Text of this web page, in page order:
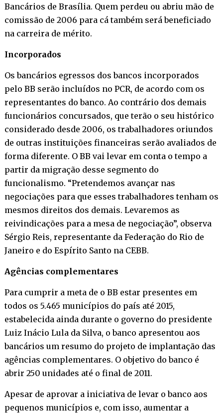
Bancários de Brasília. Quem perdeu ou abriu mão de
comissão de 2006 para cá também será beneficiado
na carreira de mérito.
Incorporados
Os bancários egressos dos bancos incorporados
pelo BB serão incluídos no PCR, de acordo com os
representantes do banco. Ao contrário dos demais
funcionários concursados, que terão o seu histórico
considerado desde 2006, os trabalhadores oriundos
de outras instituições financeiras serão avaliados de
forma diferente. O BB vai levar em conta o tempo a
partir da migração desse segmento do
funcionalismo. “Pretendemos avançar nas
negociações para que esses trabalhadores tenham os
mesmos direitos dos demais. Levaremos as
reivindicações para a mesa de negociação”, observa
Sérgio Reis, representante da Federação do Rio de
Janeiro e do Espírito Santo na CEBB.
Agências complementares
Para cumprir a meta de o BB estar presentes em
todos os 5.465 municípios do país até 2015,
estabelecida ainda durante o governo do presidente
Luiz Inácio Lula da Silva, o banco apresentou aos
bancários um resumo do projeto de implantação das
agências complementares. O objetivo do banco é
abrir 250 unidades até o final de 2011.
Apesar de aprovar a iniciativa de levar o banco aos
pequenos municípios e, com isso, aumentar a